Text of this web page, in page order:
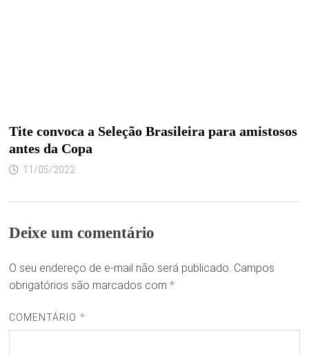
Tite convoca a Seleção Brasileira para amistosos
antes da Copa
11/05/2022
Deixe um comentário
O seu endereço de e-mail não será publicado. Campos
obrigatórios são marcados com *
COMENTÁRIO *